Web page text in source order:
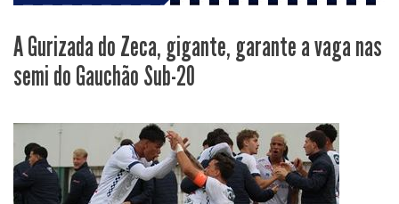
A Gurizada do Zeca, gigante, garante a vaga nas
semi do Gauchão Sub-20